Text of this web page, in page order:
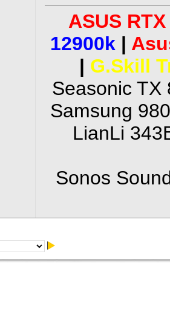
ASUS
12900k |
| G.Skill
Seasonic TX
Samsung
LianLi
Sonos